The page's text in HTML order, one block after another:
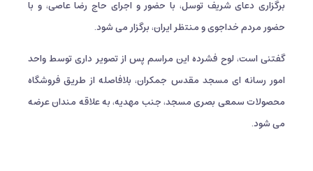
برگزاری دعای شریف توسل، با حضور و اجرای حاج رضا عاصی، و با
حضور مردم خداجوی و منتظر ایران، برگزار می شود.
گفتنی است، لوح فشرده این مراسم پس از تصویر داری توسط واحد
امور رسانه ای مسجد مقدس جمکران، بلافاصله از طریق فروشگاه
محصولات سمعی بصری مسجد، جنب مهدیه، به علاقه مندان عرضه
می شود.